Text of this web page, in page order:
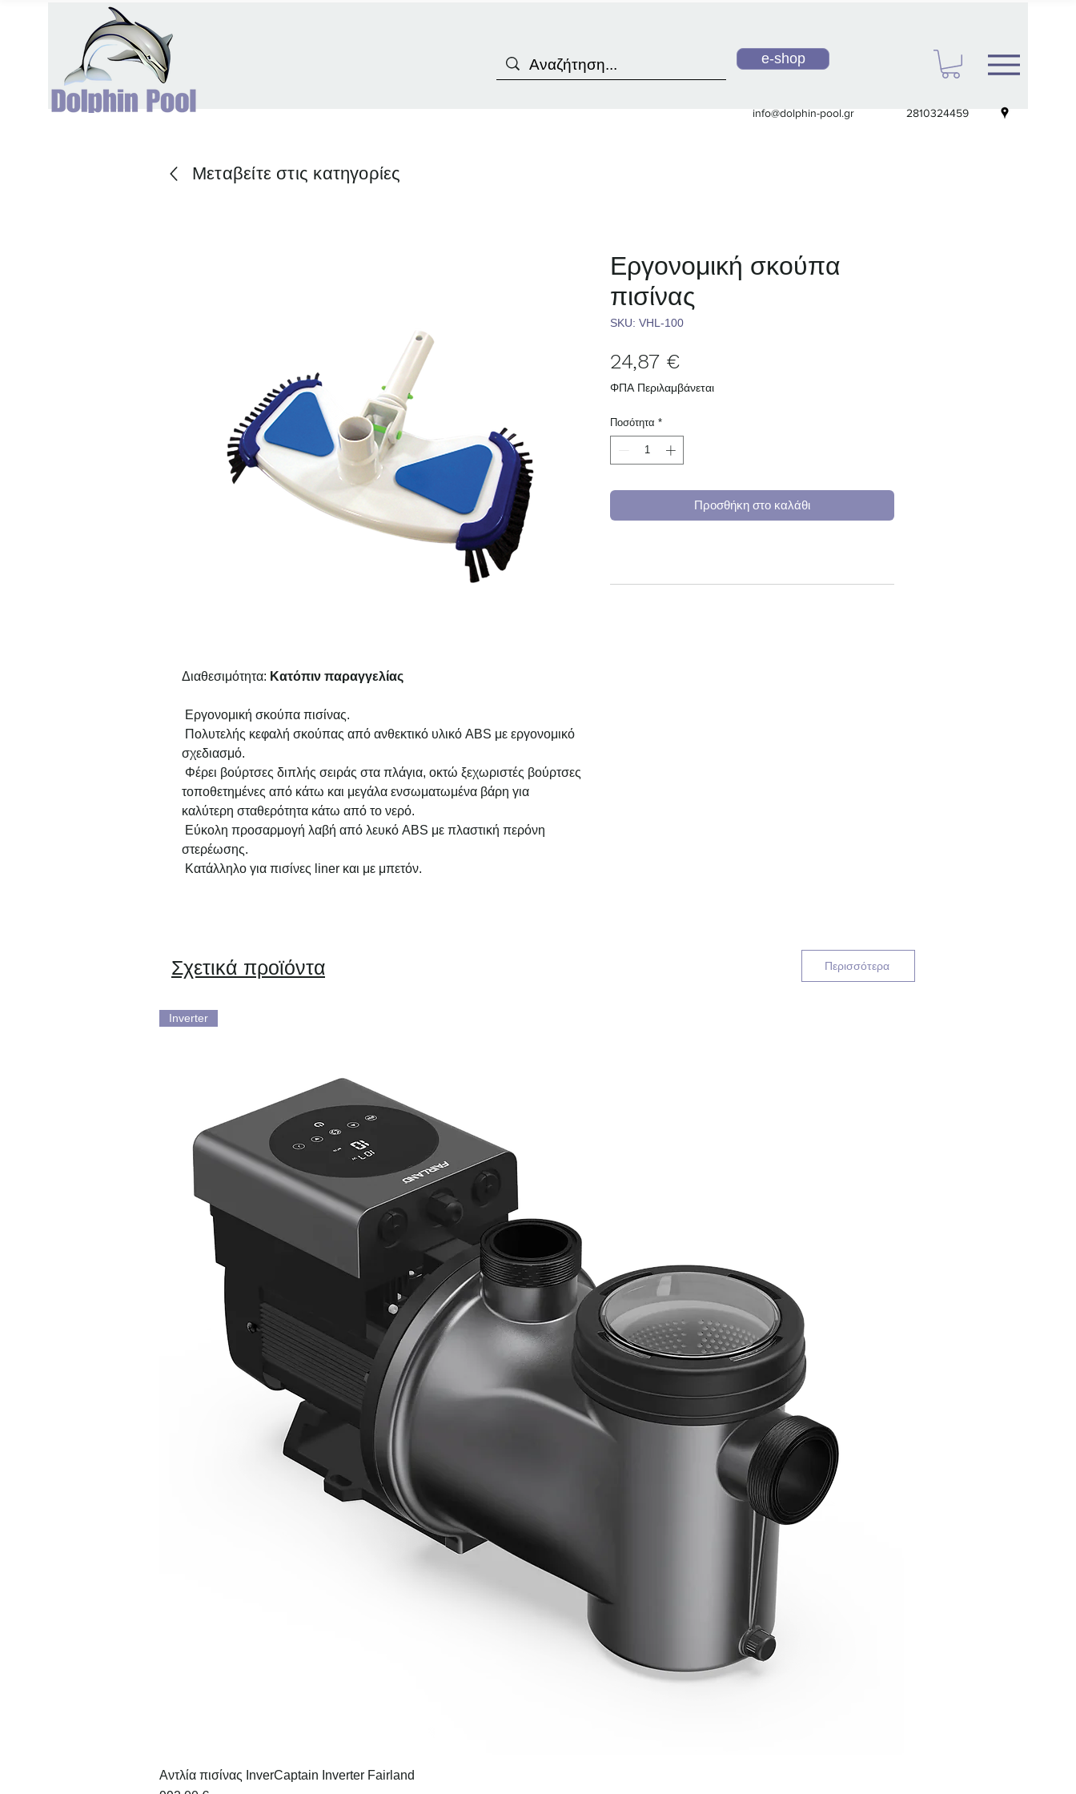
e-shop
info@dolphin-pool.gr 2810324459
Διαθεσιμότητα: Κατόπιν παραγγελίας
Εργονομική σκούπα πισίνας.
Πολυτελής κεφαλή σκούπας από ανθεκτικό υλικό ABS με εργονομικό
σχεδιασμό.
Φέρει βούρτσες διπλής σειράς στα πλάγια, οκτώ ξεχωριστές βούρτσες
τοποθετημένες από κάτω και μεγάλα ενσωματωμένα βάρη για
καλύτερη σταθερότητα κάτω από το νερό.
Εύκολη προσαρμογή λαβή από λευκό ABS με πλαστική περόνη
στερέωσης.
Κατάλληλο για πισίνες liner και με μπετόν.
Εργονομική σκούπα
πισίνας
SKU: VHL-100
24,87 €
ΦΠΑ Περιλαμβάνεται
Ποσότητα *
Προσθήκη στο καλάθι
Μεταβείτε στις κατηγορίες
Σχετικά προϊόντα
Inverter
Αντλία πισίνας InverCaptain Inverter Fairland
Περισσότερα